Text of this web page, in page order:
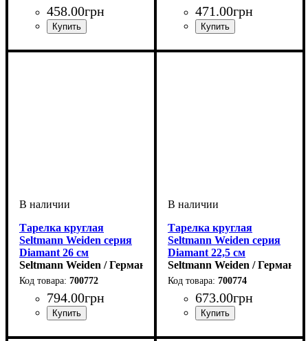
458.00грн 471.00грн
Тарелка круглая
Seltmann Weiden серия
Diamant 26 см
Seltmann Weiden / Германия
700772
794.00грн
Тарелка круглая
Seltmann Weiden серия
Diamant 22,5 см
Seltmann Weiden / Германия
700774
673.00грн